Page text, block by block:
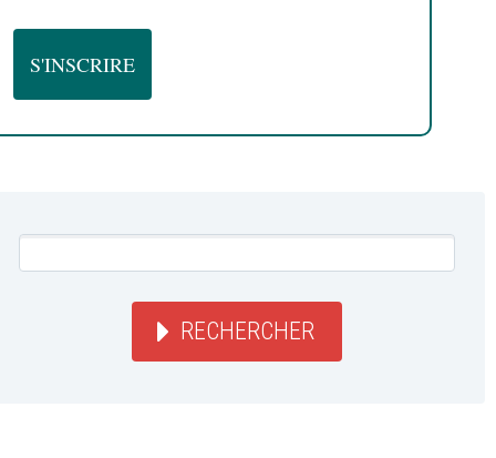
RECHERCHER